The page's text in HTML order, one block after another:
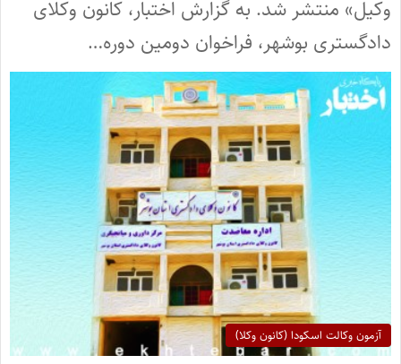
وکیل» منتشر شد. به گزارش اختبار، کانون وکلای
دادگستری بوشهر، فراخوان دومین دوره…
آزمون وکالت اسکودا (کانون وکلا)